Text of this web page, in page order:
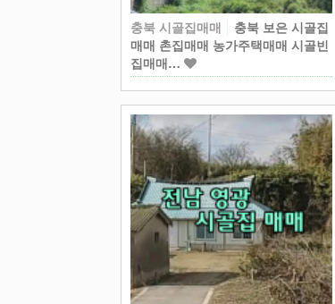
충북 시골집매매
충북 보은 시골집
매매 촌집매매 농가주택매매 시골빈
집매매…